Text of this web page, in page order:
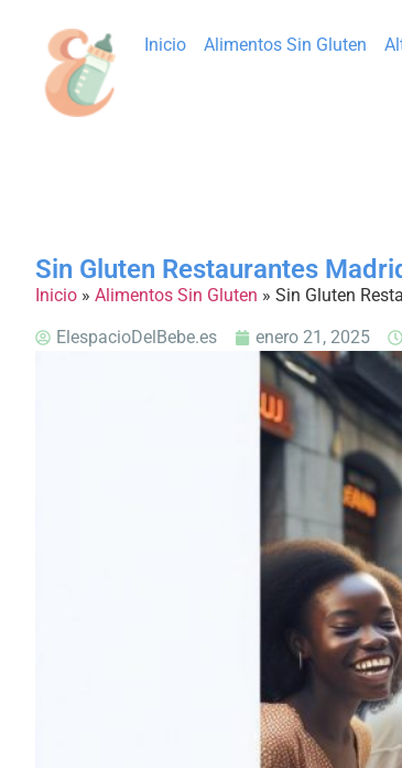
Inicio Alimentos Sin Gluten
Sin Gluten Restaurantes
Inicio » Alimentos Sin Gluten » Sin Gluten
ElespacioDelBebe.es enero 21, 2025